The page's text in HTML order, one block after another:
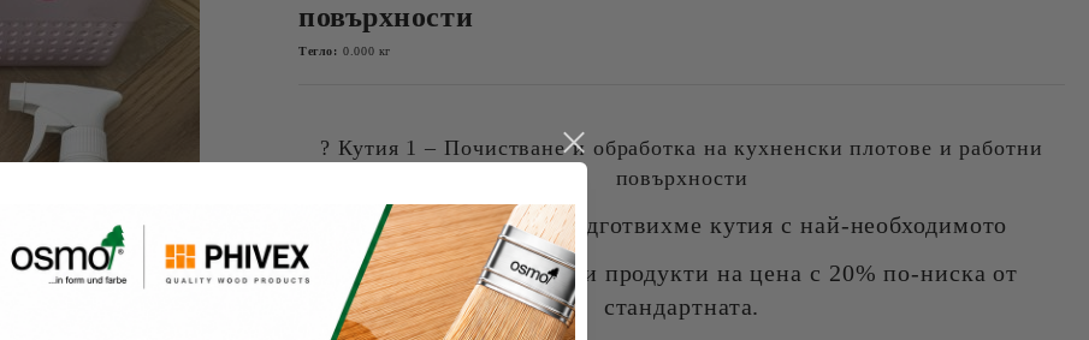
повърхности
Тегло: 0.000 кг
? Кутия 1 – Почистване и обработка на кухненски плотове и работни
повърхности
Специално за вас подготвихме кутия с най-необходимото
внимателно подбрани продукти на цена с 20% по-ниска от
стандартната.